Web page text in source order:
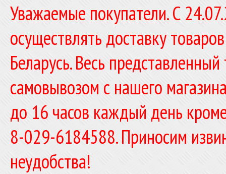
Уважаемые покупатели. C
осуществлять доставку
Беларусь. Весь
самовывозом с нашего
до 16 часов каждый день
8-029-6184588. Приносим
неудобства!